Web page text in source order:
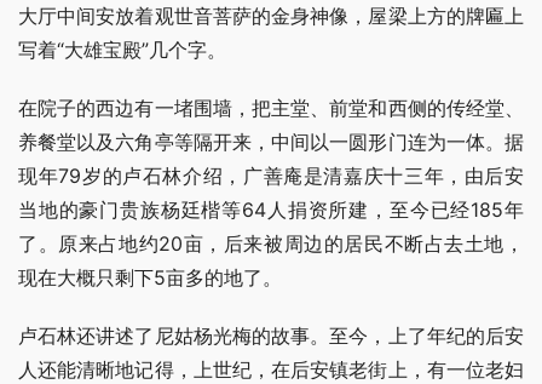
大厅中间安放着观世音菩萨的金身神像，屋梁上方的牌匾上
写着“大雄宝殿”几个字。
在院子的西边有一堵围墙，把主堂、前堂和西侧的传经堂、
养餐堂以及六角亭等隔开来，中间以一圆形门连为一体。据
现年79岁的卢石林介绍，广善庵是清嘉庆十三年，由后安
当地的豪门贵族杨廷楷等64人捐资所建，至今已经185年
了。原来占地约20亩，后来被周边的居民不断占去土地，
现在大概只剩下5亩多的地了。
卢石林还讲述了尼姑杨光梅的故事。至今，上了年纪的后安
人还能清晰地记得，上世纪，在后安镇老街上，有一位老妇